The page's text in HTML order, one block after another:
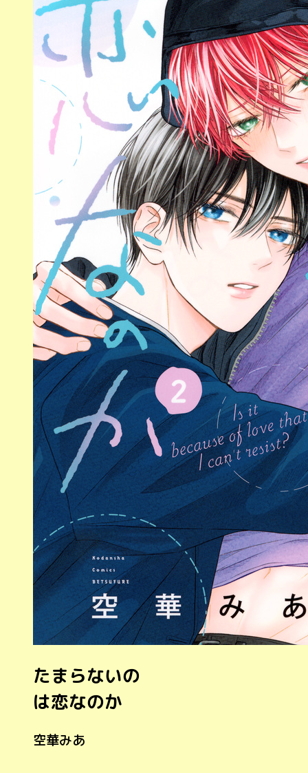
たまらないの
は恋なのか
空華みあ